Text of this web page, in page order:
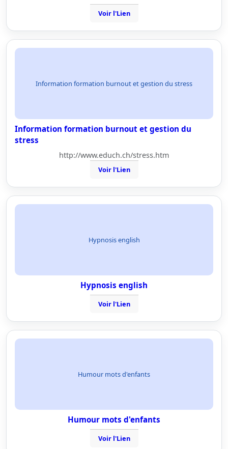
Voir l'Lien
Information formation burnout et gestion du stress
Information formation burnout et gestion du
stress
http://www.educh.ch/stress.htm
Voir l'Lien
Hypnosis english
Hypnosis english
Voir l'Lien
Humour mots d'enfants
Humour mots d'enfants
Voir l'Lien